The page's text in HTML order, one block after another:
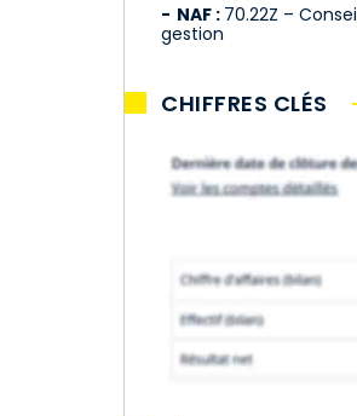
NAF : 70.22Z –
gestion
CHIFFRES CLÉS